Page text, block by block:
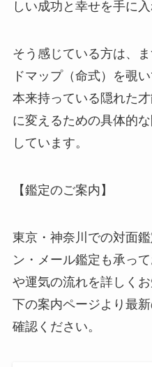
しい成功と幸せを手に入
そう感じている方は、
ドマップ（命式）を覗
本来持っている隠れた
に変えるための具体的
しています。
【鑑定のご案内】
東京・神奈川での対面
ン・メール鑑定も承っ
や運気の流れを詳しく
下の案内ページより最
確認ください。